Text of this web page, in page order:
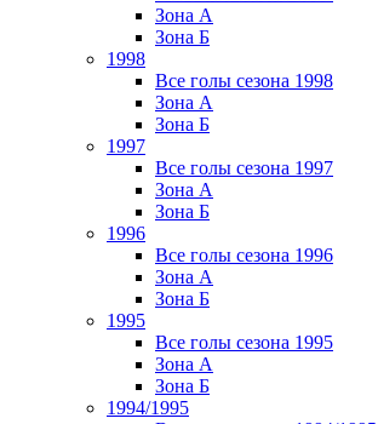
Зона А
Зона Б
1998
Все голы сезона 1998
Зона А
Зона Б
1997
Все голы сезона 1997
Зона А
Зона Б
1996
Все голы сезона 1996
Зона А
Зона Б
1995
Все голы сезона 1995
Зона А
Зона Б
1994/1995